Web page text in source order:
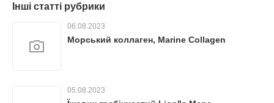
Інші статті рубрики
06.08.2023
Морський коллаген, Marine Collagen
05.08.2023